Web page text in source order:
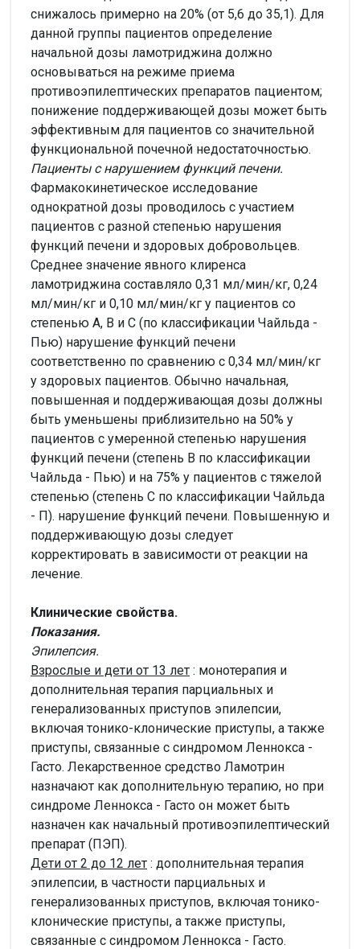
снижалось примерно на 20% (от 5,6 до 35,1). Для
данной группы пациентов определение
начальной дозы ламотриджина должно
основываться на режиме приема
противоэпилептических препаратов пациентом;
понижение поддерживающей дозы может быть
эффективным для пациентов со значительной
функциональной почечной недостаточностью.
Пациенты с нарушением функций печени.
Фармакокинетическое исследование
однократной дозы проводилось с участием
пациентов с разной степенью нарушения
функций печени и здоровых добровольцев.
Среднее значение явного клиренса
ламотриджина составляло 0,31 мл/мин/кг, 0,24
мл/мин/кг и 0,10 мл/мин/кг у пациентов со
степенью А, В и С (по классификации Чайльда -
Пью) нарушение функций печени
соответственно по сравнению с 0,34 мл/мин/кг
у здоровых пациентов. Обычно начальная,
повышенная и поддерживающая дозы должны
быть уменьшены приблизительно на 50% у
пациентов с умеренной степенью нарушения
функций печени (степень В по классификации
Чайльда - Пью) и на 75% у пациентов с тяжелой
степенью (степень С по классификации Чайльда
- П). нарушение функций печени. Повышенную и
поддерживающую дозы следует
корректировать в зависимости от реакции на
лечение.
Клинические свойства.
Показания.
Эпилепсия.
Взрослые и дети от 13 лет : монотерапия и
дополнительная терапия парциальных и
генерализованных приступов эпилепсии,
включая тонико-клонические приступы, а также
приступы, связанные с синдромом Леннокса -
Гасто. Лекарственное средство Ламотрин
назначают как дополнительную терапию, но при
синдроме Леннокса - Гасто он может быть
назначен как начальный противоэпилептический
препарат (ПЭП).
Дети от 2 до 12 лет : дополнительная терапия
эпилепсии, в частности парциальных и
генерализованных приступов, включая тонико-
клонические приступы, а также приступы,
связанные с синдромом Леннокса - Гасто.